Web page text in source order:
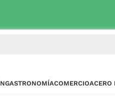
GASTRONOMÍACOMERCIOACERO